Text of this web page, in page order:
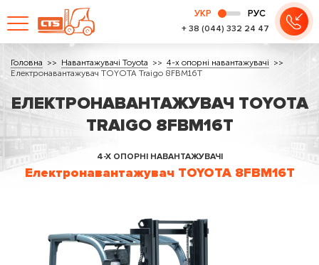
УКР РУС
+ 38 (044) 332 24 47
Головна Навантажувачі Toyota
4-х опорні навантажувачі
Електронавантажувач TOYOTA Traigo 8FBM16T
ЕЛЕКТРОНАВАНТАЖУВАЧ TOYOTA
TRAIGO 8FBM16T
4-Х ОПОРНІ НАВАНТАЖУВАЧІ
Електронавантажувач TOYOTA 8FBM16T